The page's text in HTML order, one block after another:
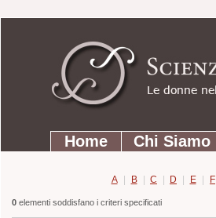
contenuti.
Strumenti
personali
SezioniHome Chi Siamo
A | B | C | D | E | F
0elementi soddisfano i criteri specificati